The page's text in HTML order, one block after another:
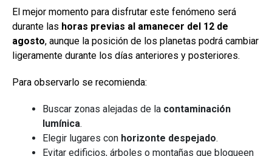
El mejor momento para disfrutar este fenómeno será
durante las horas previas al amanecer del 12 de
agosto, aunque la posición de los planetas podrá cambiar
ligeramente durante los días anteriores y posteriores.
Para observarlo se recomienda:
Buscar zonas alejadas de la contaminación
lumínica.
Elegir lugares con horizonte despejado.
Evitar edificios, árboles o montañas que bloqueen